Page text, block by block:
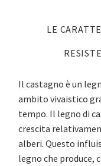
LE
Il castagno è un
ambito vivaistico
tempo. Il legno di
crescita
alberi. Questo
legno che produce,